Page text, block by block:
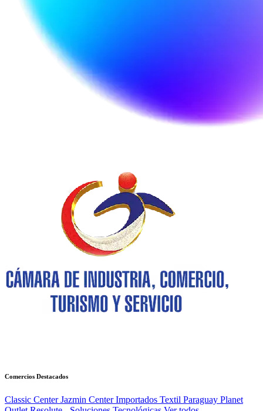
Comercios Destacados
Classic CenterJazmin Center Importados Textil Paraguay Planet